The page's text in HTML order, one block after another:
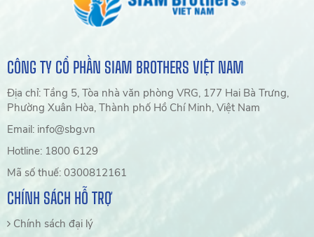
CÔNG TY CỔ PHẦN SIAM BROTHERS VIỆT NAM
Địa chỉ: Tầng 5, Tòa nhà văn phòng VRG, 177 Hai Bà Trưng,
Phường Xuân Hòa, Thành phố Hồ Chí Minh, Việt Nam
Email: info@sbg.vn
Hotline: 1800 6129
Mã số thuế: 0300812161
CHÍNH SÁCH HỖ TRỢ
Chính sách đại lý